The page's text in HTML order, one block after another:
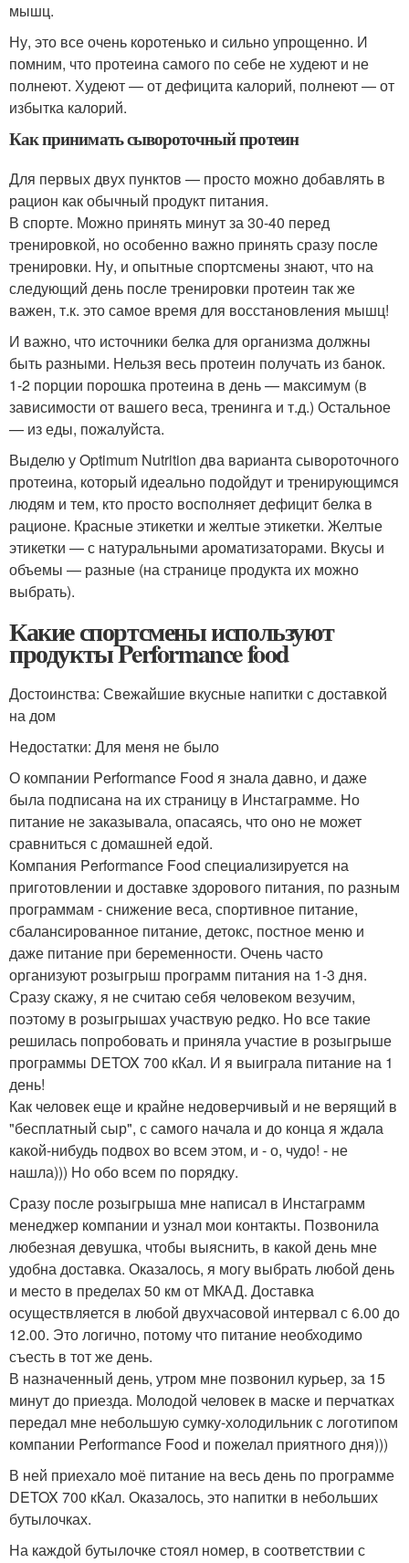
мышц.
Ну, это все очень коротенько и сильно упрощенно. И
помним, что протеина самого по себе не худеют и не
полнеют. Худеют — от дефицита калорий, полнеют — от
избытка калорий.
Как принимать сывороточный протеин
Для первых двух пунктов — просто можно добавлять в
рацион как обычный продукт питания.
В спорте. Можно принять минут за 30-40 перед
тренировкой, но особенно важно принять сразу после
тренировки. Ну, и опытные спортсмены знают, что на
следующий день после тренировки протеин так же
важен, т.к. это самое время для восстановления мышц!
И важно, что источники белка для организма должны
быть разными. Нельзя весь протеин получать из банок.
1-2 порции порошка протеина в день — максимум (в
зависимости от вашего веса, тренинга и т.д.) Остальное
— из еды, пожалуйста.
Выделю у Optimum Nutrition два варианта сывороточного
протеина, который идеально подойдут и тренирующимся
людям и тем, кто просто восполняет дефицит белка в
рационе. Красные этикетки и желтые этикетки. Желтые
этикетки — с натуральными ароматизаторами. Вкусы и
объемы — разные (на странице продукта их можно
выбрать).
Какие спортсмены используют
продукты Performance food
Достоинства: Свежайшие вкусные напитки с доставкой
на дом
Недостатки: Для меня не было
О компании Performance Food я знала давно, и даже
была подписана на их страницу в Инстаграмме. Но
питание не заказывала, опасаясь, что оно не может
сравниться с домашней едой.
Компания Performance Food специализируется на
приготовлении и доставке здорового питания, по разным
программам - снижение веса, спортивное питание,
сбалансированное питание, детокс, постное меню и
даже питание при беременности. Очень часто
организуют розыгрыш программ питания на 1-3 дня.
Сразу скажу, я не считаю себя человеком везучим,
поэтому в розыгрышах участвую редко. Но все такие
решилась попробовать и приняла участие в розыгрыше
программы DETOX 700 кКал. И я выиграла питание на 1
день!
Как человек еще и крайне недоверчивый и не верящий в
"бесплатный сыр", с самого начала и до конца я ждала
какой-нибудь подвох во всем этом, и - о, чудо! - не
нашла))) Но обо всем по порядку.
Сразу после розыгрыша мне написал в Инстаграмм
менеджер компании и узнал мои контакты. Позвонила
любезная девушка, чтобы выяснить, в какой день мне
удобна доставка. Оказалось, я могу выбрать любой день
и место в пределах 50 км от МКАД. Доставка
осуществляется в любой двухчасовой интервал с 6.00 до
12.00. Это логично, потому что питание необходимо
съесть в тот же день.
В назначенный день, утром мне позвонил курьер, за 15
минут до приезда. Молодой человек в маске и перчатках
передал мне небольшую сумку-холодильник с логотипом
компании Performance Food и пожелал приятного дня)))
В ней приехало моё питание на весь день по программе
DETOX 700 кКал. Оказалось, это напитки в небольших
бутылочках.
На каждой бутылочке стоял номер, в соответствии с